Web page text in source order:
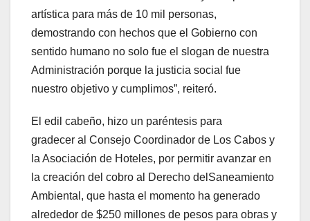
artística para más de 10 mil personas,
demostrando con hechos que el Gobierno con
sentido humano no solo fue el slogan de nuestra
Administración porque la justicia social fue
nuestro objetivo y cumplimos”, reiteró.
El edil cabeño, hizo un paréntesis para
gradecer al Consejo Coordinador de Los Cabos y
la Asociación de Hoteles, por permitir avanzar en
la creación del cobro al Derecho delSaneamiento
Ambiental, que hasta el momento ha generado
alrededor de $250 millones de pesos para obras y